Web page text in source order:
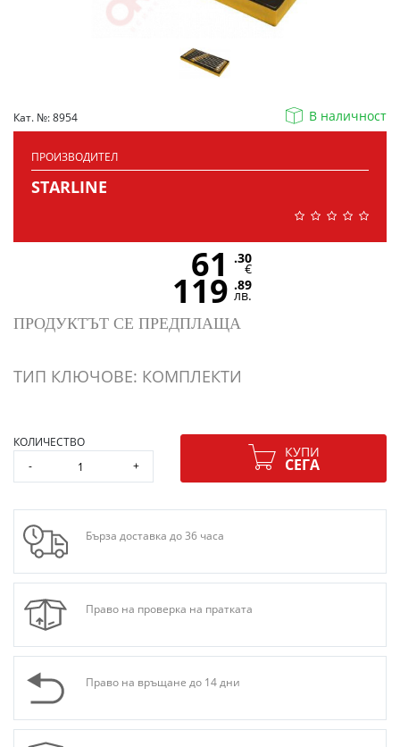
Кат. №: 8954 В наличност
ПРОИЗВОДИТЕЛ
STARLINE
ПРОДУКТЪТ СЕ ПРЕДПЛАЩА
ТИП КЛЮЧОВЕ: КОМПЛЕКТИ
61 .30
€
119 .89
лв.
КОЛИЧЕСТВО
-
+
КУПИ
СЕГА
Бърза доставка до 36 часа
Право на проверка на пратката
Право на връщане до 14 дни